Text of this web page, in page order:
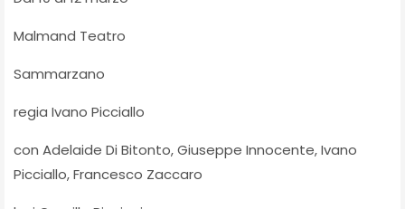
Malmand Teatro
Sammarzano
regia Ivano Picciallo
con Adelaide Di Bitonto, Giuseppe Innocente, Ivano
Picciallo, Francesco Zaccaro